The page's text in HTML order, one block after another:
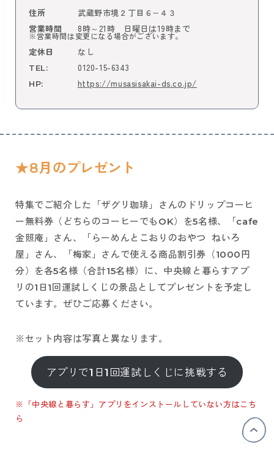
住所 武蔵野市境２丁目６−４３
営業時間 8時～21時 日曜日は19時まで
※営業時間は変更になる場合がございます。
定休日 なし
TEL: 0120-15-6343
HP: https://musasisakai-ds.co.jp/
★8月のプレゼント
特集でご紹介した「ザグリ珈琲」さんのドリップコーヒ
ー無料券（どちらのコーヒーでもOK）を5名様、「cafe
金照庵」さん、「らーめんとこおりのおやつ ねいろ
屋」さん、「梅家」さんで使える商品割引券（1000円
分）を各5名様（合計15名様）に、中央線と暮らすアプ
リの1日1回運試しくじの景品としてプレゼントを予定し
ています。ぜひご応募ください。
※セット内容は写真と異なります。
アプリで1日1回運試しくじに挑戦する
※「中央線と暮らす」アプリをインストールしていない方はこち
ら